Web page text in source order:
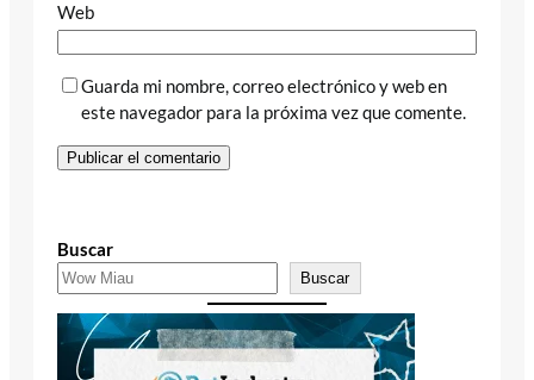
Web
Guarda mi nombre, correo electrónico y web en
este navegador para la próxima vez que comente.
Buscar
Buscar